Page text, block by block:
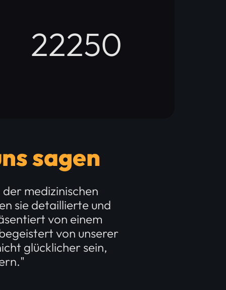
22250
sagen
medizinischen
sie detaillierte und
von einem
von unserer
glücklicher sein,